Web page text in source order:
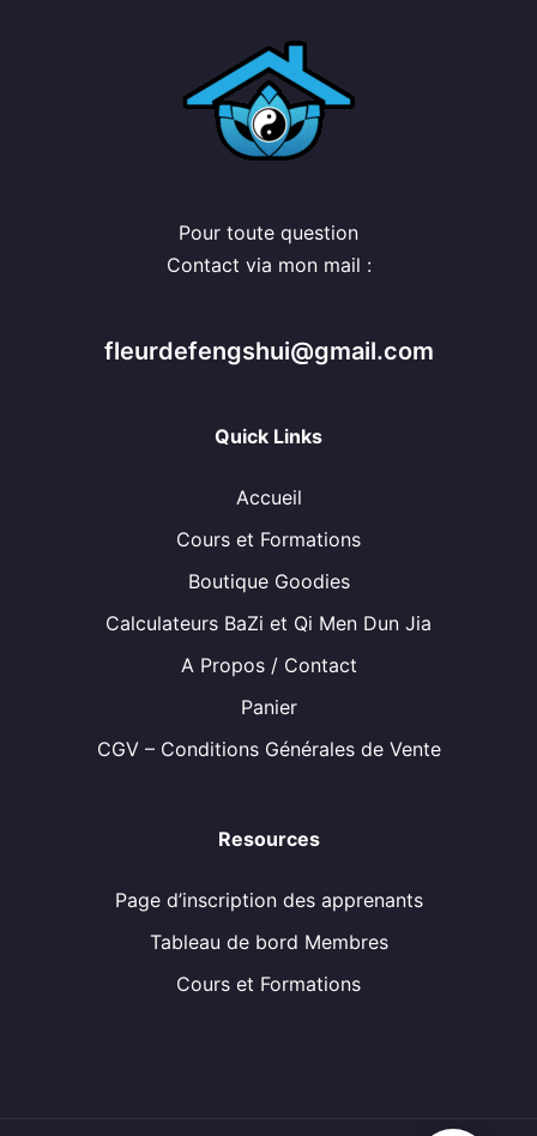
Pour toute question
Contact via mon mail :
fleurdefengshui@gmail.com
Quick Links
Accueil
Cours et Formations
Boutique Goodies
Calculateurs BaZi et Qi Men Dun Jia
A Propos / Contact
Panier
CGV – Conditions Générales de Vente
Resources
Page d’inscription des apprenants
Tableau de bord Membres
Cours et Formations